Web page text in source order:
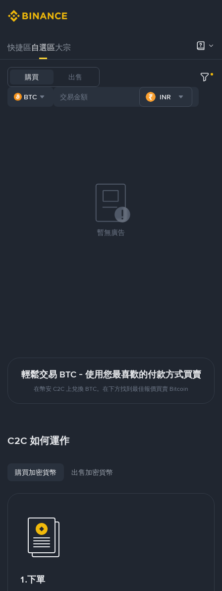
快捷區自選區大宗
購買 出售
BTC INR
暫無廣告
輕鬆交易 BTC - 使用您最喜歡的付款方式買賣
在幣安 C2C 上兌換 BTC。在下方找到最佳報價買賣 Bitcoin
C2C 如何運作
購買加密貨幣 出售加密貨幣
1.下單